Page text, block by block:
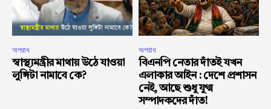
অপরাধ
স্বাস্থ্যমন্ত্রীর মাথায় উঠে যাওয়া
লুঙ্গিটা নামাবে কে?
অপরাধ
বিএনপি নেতার দাঁতই যখন
এলাকার আইন : দেশে প্রশাসন
নেই, আছে শুধু যুগ্ম
সম্পাদকদের দাঁত!